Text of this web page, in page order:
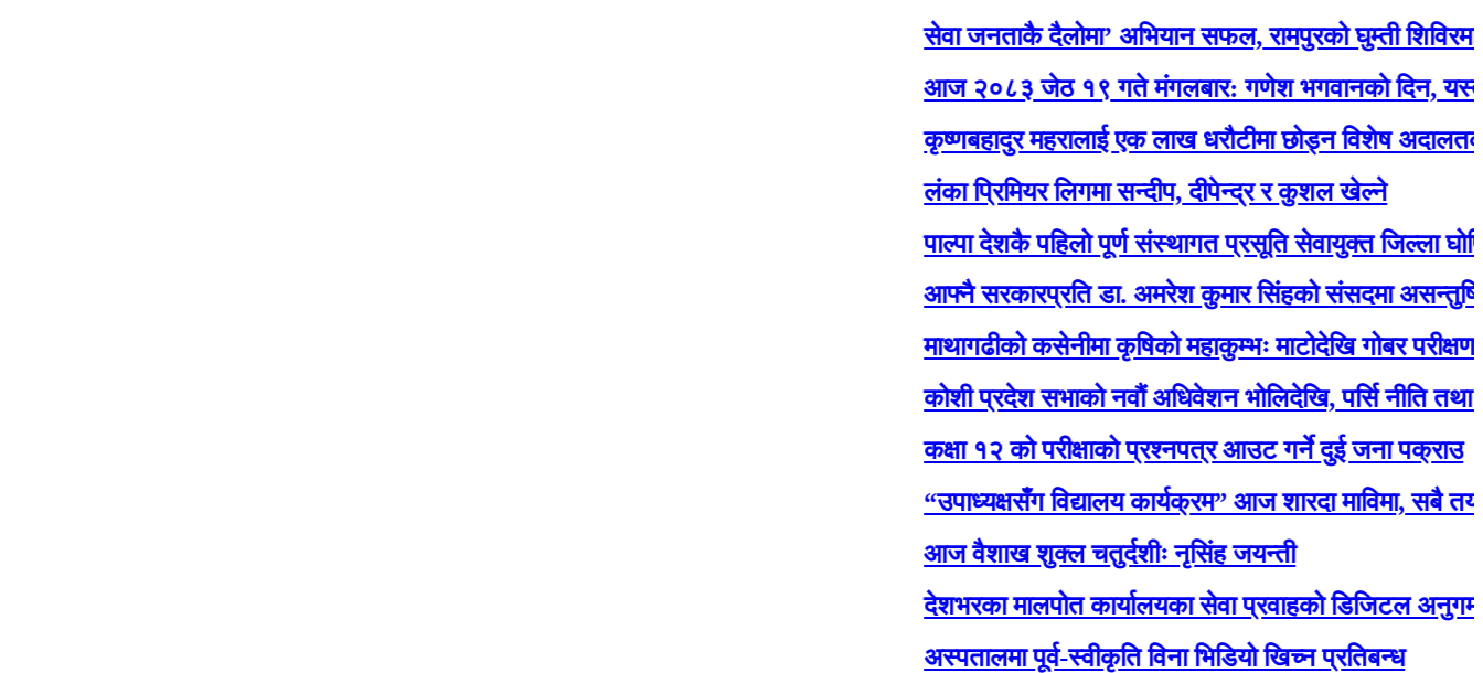
सेवा जनताकै दैलोमा’ अभियान सफल, रामपुरको घुम्ती शिविरमा
आज २०८३ जेठ १९ गते मंगलबार: गणेश भगवानकाे दिन, यस्ताे छ
कृष्णबहादुर महरालाई एक लाख धरौटीमा छोड्न विशेष अदालतको आदेश
लंका प्रिमियर लिगमा सन्दीप, दीपेन्द्र र कुशल खेल्ने
पाल्पा देशकै पहिलो पूर्ण संस्थागत प्रसूति सेवायुक्त जिल्ला घोषित
आफ्नै सरकारप्रति डा. अमरेश कुमार सिंहको संसदमा असन्तुष्टि
माथागढीको कसेनीमा कृषिको महाकुम्भः माटोदेखि गोबर परीक्षणसम्म
कोशी प्रदेश सभाको नवौं अधिवेशन भोलिदेखि, पर्सि नीति तथा
कक्षा १२ को परीक्षाको प्रश्नपत्र आउट गर्ने दुई जना पक्राउ
“उपाध्यक्षसँग विद्यालय कार्यक्रम” आज शारदा माविमा, सबै तयारी
आज वैशाख शुक्ल चतुर्दशीः नृसिंह जयन्ती
देशभरका मालपोत कार्यालयका सेवा प्रवाहको डिजिटल अनुगमन सुरु,
अस्पतालमा पूर्व-स्वीकृति विना भिडियो खिच्न प्रतिबन्ध